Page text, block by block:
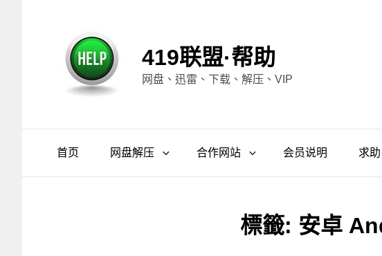
419联盟·帮助
网盘、迅雷、下载、解压、VIP
首页 网盘解压 合作网站 会员说明 求助
標籤: 安卓